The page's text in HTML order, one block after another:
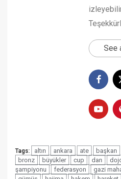
See
Tags: altın ankara ate başkan
bronz
büyükler cup dan
şampiyonu
federasyon gazi